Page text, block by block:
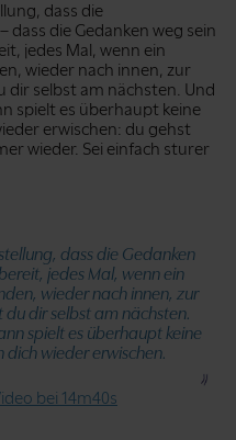
dass die
die Gedanken weg sein
jedes Mal, wenn ein
wieder nach innen, zur
dir selbst am nächsten. Und
spielt es überhaupt keine
erwischen: du gehst
wieder. Sei einfach sturer
dass die Gedanken
jedes Mal, wenn ein
wieder nach innen, zur
du dir selbst am nächsten.
spielt es überhaupt keine
dich wieder erwischen.
bei 14m40s